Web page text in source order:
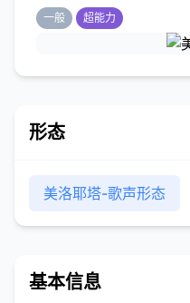
一般 超能力
形态
美洛耶塔-歌声形态
基本信息